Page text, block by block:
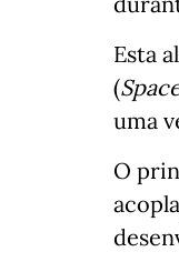
Esta
(
uma
O